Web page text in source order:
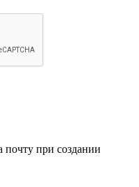
при создании